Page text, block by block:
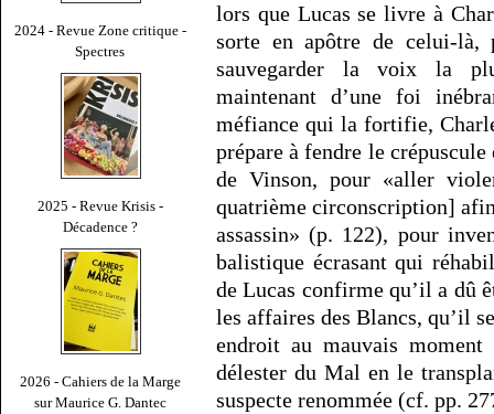
2024 - Revue Zone critique -
Spectres
2025 - Revue Krisis -
Décadence ?
2026 - Cahiers de la Marge
sur Maurice G. Dantec
lors que Lucas se livre à
sorte en apôtre de celui-là,
sauvegarder la voix la
maintenant d’une foi
méfiance qui la fortifie,
prépare à fendre le
de Vinson, pour «aller
quatrième circonscription]
assassin» (p. 122), pour
balistique écrasant qui
de Lucas confirme qu’il a dû
les affaires des Blancs, qu’il
endroit au mauvais moment
délester du Mal en le
suspecte renommée (cf. pp.